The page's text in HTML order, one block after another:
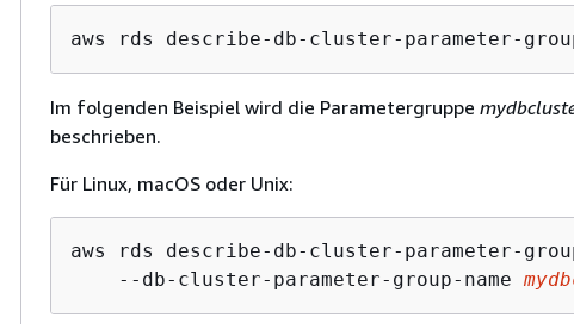
aws rds describe-db-cluster-parameter-
Im folgenden Beispiel wird die Parametergruppe
beschrieben.
Für Linux, macOS oder Unix:
aws rds describe-db-cluster-parameter-
    --db-cluster-parameter-group-name